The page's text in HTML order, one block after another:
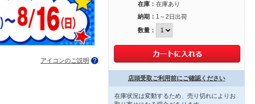
アイコンのご説明
在庫： 在庫あり
納期： 1～2日出荷
数量：
店頭受取ご利用前にご確認ください
在庫状況は変動するため、売り切れによりお